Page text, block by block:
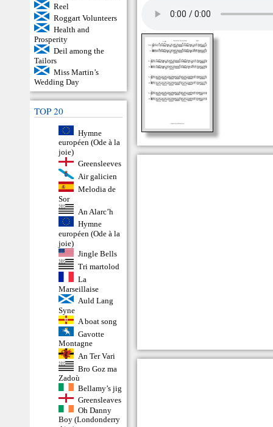
Reel
Roggart Volunteers
Health and
Prosperity
Deil among the
Tailors
Miss Martin’s
Wedding Day
TOP 20
Hymne
européen (Ode à la
joie)
Greensleeves
Air galicien
Melodia de
Sor
An Alarc’h
Hymne
européen (Ode à la
joie)
Jingle Bells
Tri martolod
La
Marseillaise
Auld Lang
Syne
A boat song
Gavotte
Montagne
An Ter Vari
Bro Goz ma
Zadoù
Bellamy’s jig
Greensleaves
Oh Danny
Boy (Londonderry